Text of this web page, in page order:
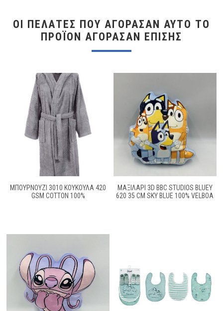
ΟΙ ΠΕΛΆΤΕΣ ΠΟΥ ΑΓΌΡΑΣΑΝ ΑΥΤΌ ΤΟ
ΠΡΟΪΌΝ ΑΓΌΡΑΣΑΝ ΕΠΊΣΗΣ
ΜΠΟΥΡΝΟΥΖΙ 3010 ΚΟΥΚΟΥΛΑ 420
GSM COTTON 100%
ΜΑΞΙΛΆΡΙ 3D BBC STUDIOS BLUEY
620 35 CM SKY BLUE 100% VELBOA